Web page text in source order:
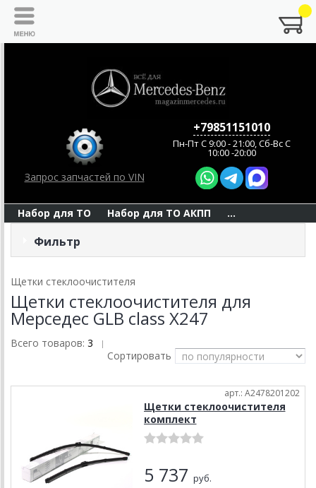
Запрос запчастей по VIN
+79851151010
Пн-Пт C 9:00 - 21:00, Сб-Вс С
10:00 -20:00
Набор для ТО Набор для ТО АКПП ...
Фильтр
Щетки стеклоочистителя
Щетки стеклоочистителя для
Мерседес GLB class X247
Всего товаров: 3 |
Сортировать
арт.: A2478201202
Щетки стеклоочистителя
комплект
5 737 руб.